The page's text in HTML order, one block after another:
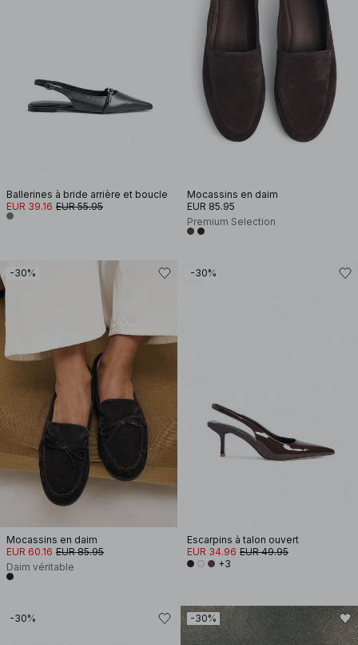
Ballerines à bride arrière et boucle
EUR 39.16 EUR 55.95
Mocassins en daim
EUR 85.95
Premium Selection
-30%
Mocassins en daim
EUR 60.16 EUR 85.95
Daim véritable
-30%
Escarpins à talon ouvert
EUR 34.96 EUR 49.95
+3
-30% -30%